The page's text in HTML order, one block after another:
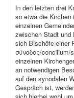
In den letzten drei
so etwa die Kirchen
einzelnen
zwischen Stadt und
sich Bischöfe einer
σύνοδος/concilium/
einzelnen
an notwendigen
auf den synodalen
Gespräch ist,